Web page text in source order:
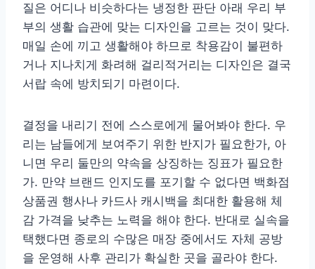
질은 어디나 비슷하다는 냉정한 판단 아래 우리 부
부의 생활 습관에 맞는 디자인을 고르는 것이 맞다.
매일 손에 끼고 생활해야 하므로 착용감이 불편하
거나 지나치게 화려해 걸리적거리는 디자인은 결국
서랍 속에 방치되기 마련이다.
결정을 내리기 전에 스스로에게 물어봐야 한다. 우
리는 남들에게 보여주기 위한 반지가 필요한가, 아
니면 우리 둘만의 약속을 상징하는 징표가 필요한
가. 만약 브랜드 인지도를 포기할 수 없다면 백화점
상품권 행사나 카드사 캐시백을 최대한 활용해 체
감 가격을 낮추는 노력을 해야 한다. 반대로 실속을
택했다면 종로의 수많은 매장 중에서도 자체 공방
을 운영해 사후 관리가 확실한 곳을 골라야 한다.